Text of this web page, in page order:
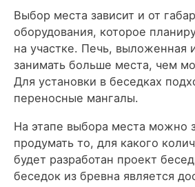
Выбор места зависит и от
оборудования, которое
на участке. Печь, выложенная
занимать больше места, чем
Для установки в беседках
переносные мангалы.
На этапе выбора места можно
продумать то, для какого
будет разработан проект
беседок из бревна является